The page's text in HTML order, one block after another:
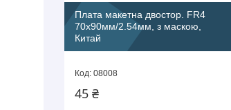
Плата макетна двостор. FR4
70х90мм/2.54мм, з маскою,
Китай
08008
45 ₴